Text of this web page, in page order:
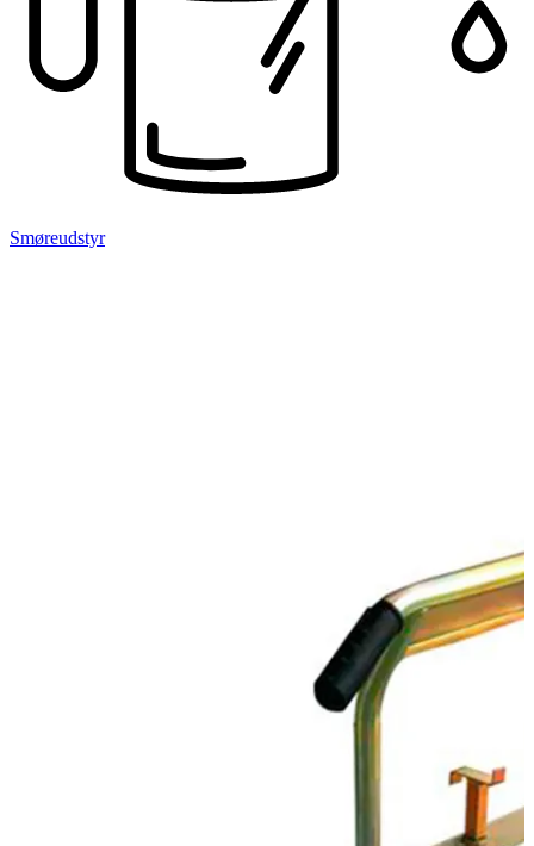
Smøreudstyr